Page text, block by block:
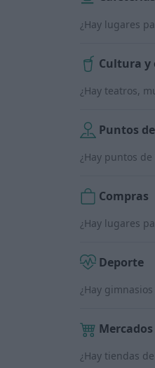
¿Hay lugares
Cultura y
¿Hay teatros,
Puntos
¿Hay puntos
Compras
¿Hay lugares
Deporte
¿Hay
Mercados
¿Hay tiendas